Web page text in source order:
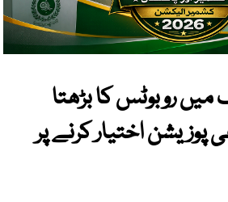
روبوٹس کا بڑھتا
پوزیشن اختیار کرنے پر